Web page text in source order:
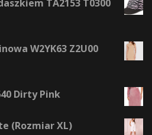
TA2153 T0300
W2YK63 Z2U00
Dirty Pink
(Rozmiar XL)